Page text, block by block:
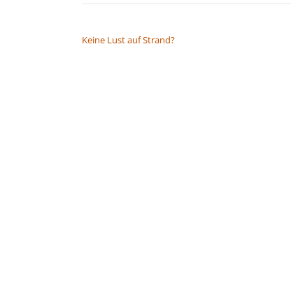
Keine Lust auf Strand?